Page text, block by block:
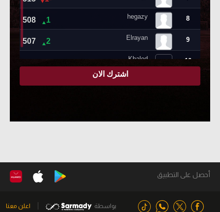
أحصل على التطبيق
بواسطة اعلن معنا